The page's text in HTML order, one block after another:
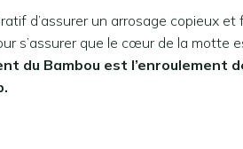
d’assurer un arrosage copieux
s’assurer que le cœur de la motte
du Bambou est l’enroulement